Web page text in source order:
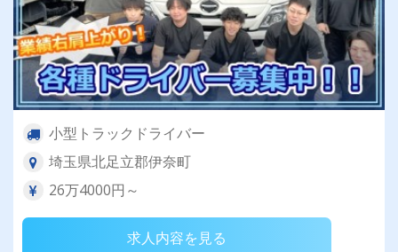
小型トラックドライバー
埼玉県北足立郡伊奈町
26万4000円～
求人内容を見る